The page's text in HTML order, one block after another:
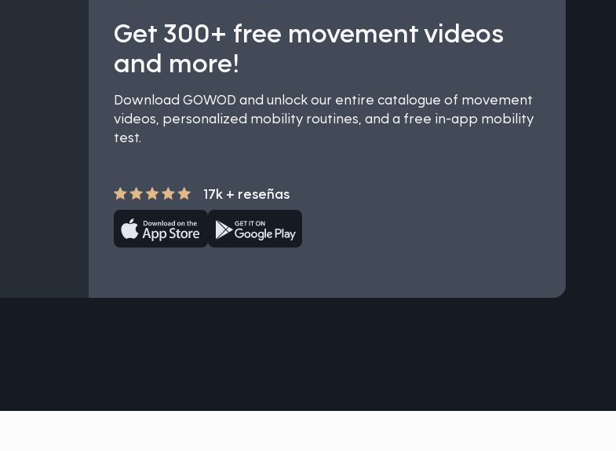
Get 300+ free movement videos
and more!
Download GOWOD and unlock our entire catalogue of movement
videos, personalized mobility routines, and a free in-app mobility
test.
17k + reseñas